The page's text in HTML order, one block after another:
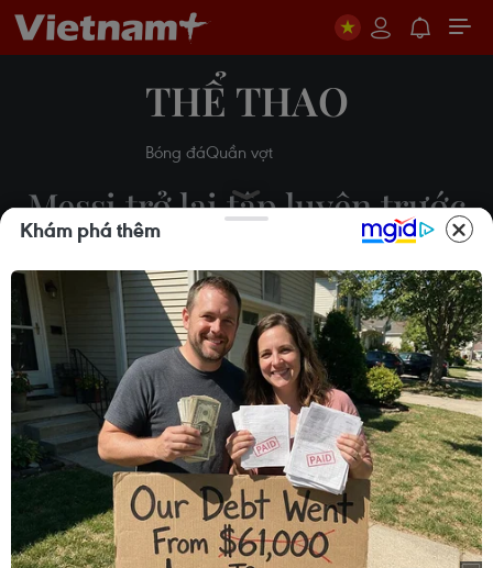
THỂ THAO
Bóng đáQuần vợt
Messi trở lại tập luyện trước
chuyến hành quân tới Đức
Vi Diệu
16/09/2019 01:59
Theo dõi VietnamPlus
Barcelona đã đón nhận tin vui khi cả Lionel Messi
và Ousmane Dembele đều đã hồi phục chấn
Khám phá thêm